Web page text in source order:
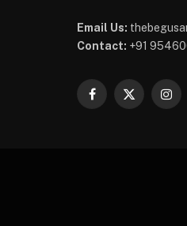
Email Us:
Contact: +91
Facebook
X